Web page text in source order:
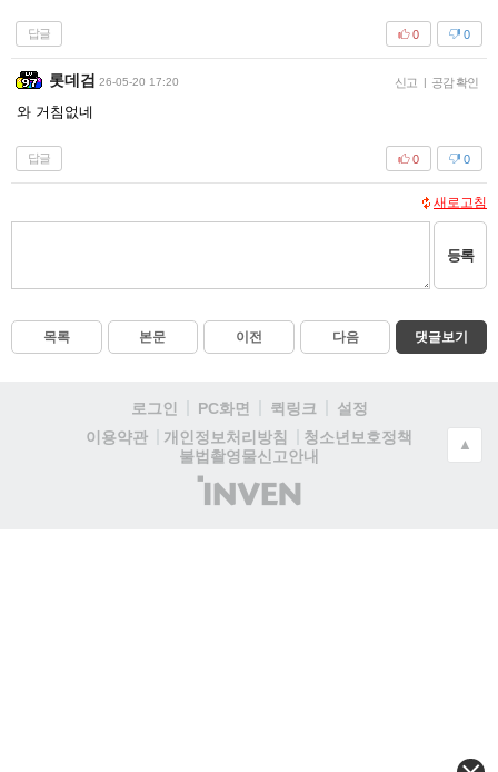
답글 0
0
롯데검 26-05-20 17:20 신고 | 공감 확인
와 거침없네
답글 0
0
새로고침
등록
목록 본문 이전 다음 댓글보기
로그인 PC화면 퀵링크
설정
이용약관
개인정보처리방침
청소년보호정책
불법촬영물신고안내
(주)
인
▲